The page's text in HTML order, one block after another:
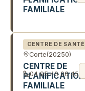
FAMILIALE
CENTRE DE SANTÉ
Corte(20250)
CENTRE DE
PLANIFICATION
FAMILIALE
04 95 46 06 45